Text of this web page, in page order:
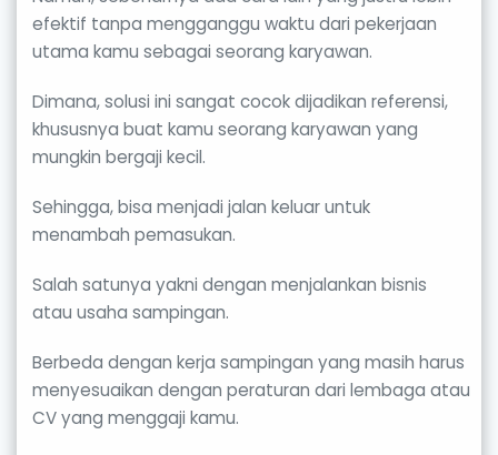
efektif tanpa mengganggu waktu dari pekerjaan
utama kamu sebagai seorang karyawan.
Dimana, solusi ini sangat cocok dijadikan referensi,
khususnya buat kamu seorang karyawan yang
mungkin bergaji kecil.
Sehingga, bisa menjadi jalan keluar untuk
menambah pemasukan.
Salah satunya yakni dengan menjalankan bisnis
atau usaha sampingan.
Berbeda dengan kerja sampingan yang masih harus
menyesuaikan dengan peraturan dari lembaga atau
CV yang menggaji kamu.